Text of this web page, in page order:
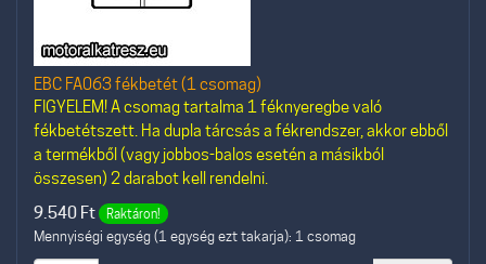
EBC FA063 fékbetét (1 csomag)
FIGYELEM! A csomag tartalma 1 féknyeregbe való
fékbetétszett. Ha dupla tárcsás a fékrendszer, akkor ebből
a termékből (vagy jobbos-balos esetén a másikból
összesen) 2 darabot kell rendelni.
9.540 Ft Raktáron!
Mennyiségi egység (1 egység ezt takarja): 1 csomag